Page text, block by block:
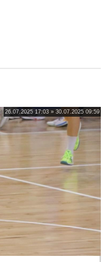
26.07.2025 17:03 » 30.07.2025 09:59